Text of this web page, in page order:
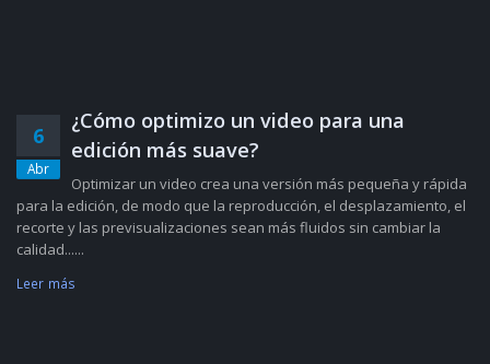
6
Abr
¿Cómo optimizo un video para una
edición más suave?
Optimizar un video crea una versión más pequeña y rápida
para la edición, de modo que la reproducción, el desplazamiento, el
recorte y las previsualizaciones sean más fluidos sin cambiar la
calidad......
Leer más